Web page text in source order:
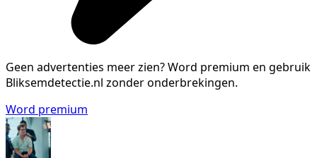
Geen advertenties meer zien?Word premium en gebruik
Bliksemdetectie.nl zonder onderbrekingen.
Word premium